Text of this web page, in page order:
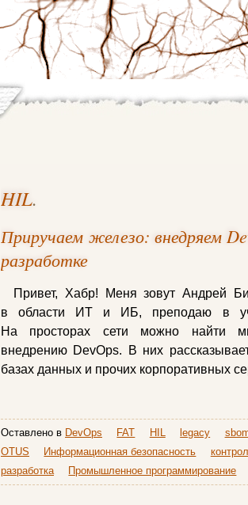
HIL.
Приручаем железо: внедряем
разработке
Привет, Хабр! Меня зовут Андрей
в области ИТ и ИБ, преподаю в
На просторах сети можно найти
внедрению DevOps. В них
базах данных и прочих корпоративных
Оставлено в DevOps FAT HIL legacy
OTUS
Информационная безопасность
разработка
Промышленное программирование